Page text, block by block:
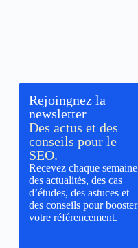
Rejoingnez la
newsletter
Des actus et des
conseils pour le
SEO.
Recevez chaque semaine
des actualités, des cas
d’études, des astuces et
des conseils pour booster
votre référencement.